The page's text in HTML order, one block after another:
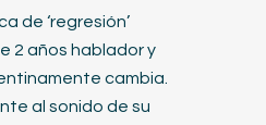
de ‘regresión’
2 años hablador y
cambia.
al sonido de su